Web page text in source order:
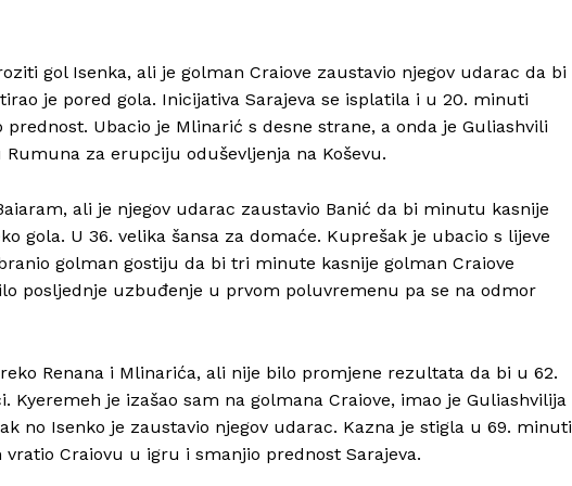
gol Isenka, ali je golman Craiove zaustavio njegov udarac da bi
je pored gola. Inicijativa Sarajeva se isplatila i u 20. minuti
Ubacio je Mlinarić s desne strane, a onda je Guliashvili
za erupciju oduševljenja na Koševu.
ali je njegov udarac zaustavio Banić da bi minutu kasnije
gola. U 36. velika šansa za domaće. Kuprešak je ubacio s lijeve
golman gostiju da bi tri minute kasnije golman Craiove
posljednje uzbuđenje u prvom poluvremenu pa se na odmor
Renana i Mlinarića, ali nije bilo promjene rezultata da bi u 62.
je izašao sam na golmana Craiove, imao je Guliashvilija
no Isenko je zaustavio njegov udarac. Kazna je stigla u 69. minuti
Craiovu u igru i smanjio prednost Sarajeva.